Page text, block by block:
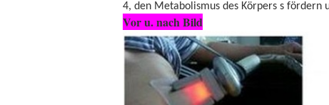
4, den Metabolismus des Körpers s fördern
Vor u. nach Bild